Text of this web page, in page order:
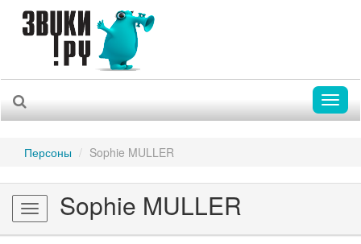
Персоны Sophie MULLER
Toggle
navigation
Sophie MULLER